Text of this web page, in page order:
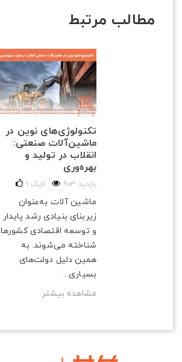
مطالب مرتبط
تکنولوژی‌های نوین در
ماشین‌آلات صنعتی:
انقلاب در تولید و
بهره‌وری
903 بازدید 1 لایک
ماشین آلات به‌عنوان
زیربنای بنیادی رشد پایدار
و توسعه اقتصادی کشورها
شناخته می‌شوند. به
همین دلیل دولت‌های
بسیاری...
مشاهده بیشتر